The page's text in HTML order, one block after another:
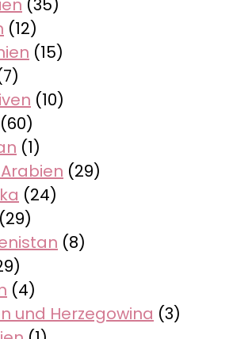
(35)
(12)
(15)
(10)
(60)
(1)
(29)
(24)
(29)
(8)
(4)
und Herzegowina (3)